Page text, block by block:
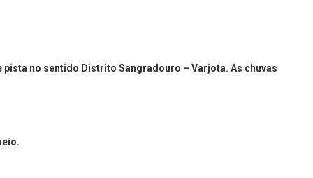
no sentido Distrito Sangradouro – Varjota. As chuvas